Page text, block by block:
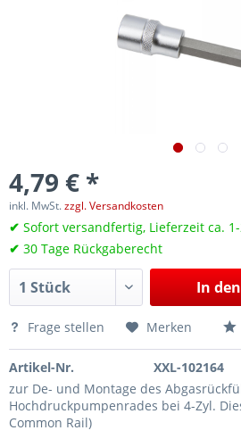
4,79 € *
inkl. MwSt.zzgl. Versandkosten
✔ Sofort versandfertig, Lieferzeit ca.
✔ 30 Tage Rückgaberecht
In den
Frage stellen Merken
Artikel-Nr.
XXL-102164
zur De- und Montage des
Hochdruckpumpenrades bei 4-Zyl.
Common Rail)